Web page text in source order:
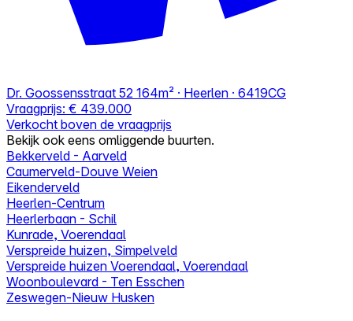
Dr. Goossensstraat 52 164m² · Heerlen · 6419CG
Vraagprijs: € 439.000
Verkocht boven de vraagprijs
Bekijk ook eens omliggende buurten.
Bekkerveld - Aarveld
Caumerveld-Douve Weien
Eikenderveld
Heerlen-Centrum
Heerlerbaan - Schil
Kunrade, Voerendaal
Verspreide huizen, Simpelveld
Verspreide huizen Voerendaal, Voerendaal
Woonboulevard - Ten Esschen
Zeswegen-Nieuw Husken